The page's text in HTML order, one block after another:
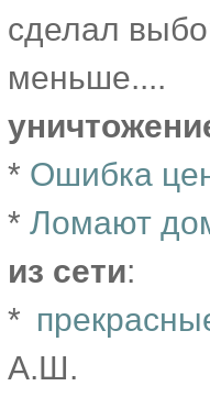
сделал
меньше....
* Ошибка
* Ломают
из сети:
*
А.Ш.